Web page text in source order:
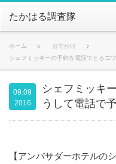
たかはる調査隊
ホーム
おでかけ
シェフミッキーの予約を電話でとるコ
シェフミッキ
うして電話で
09.09
2016
【アンバサダーホテルの